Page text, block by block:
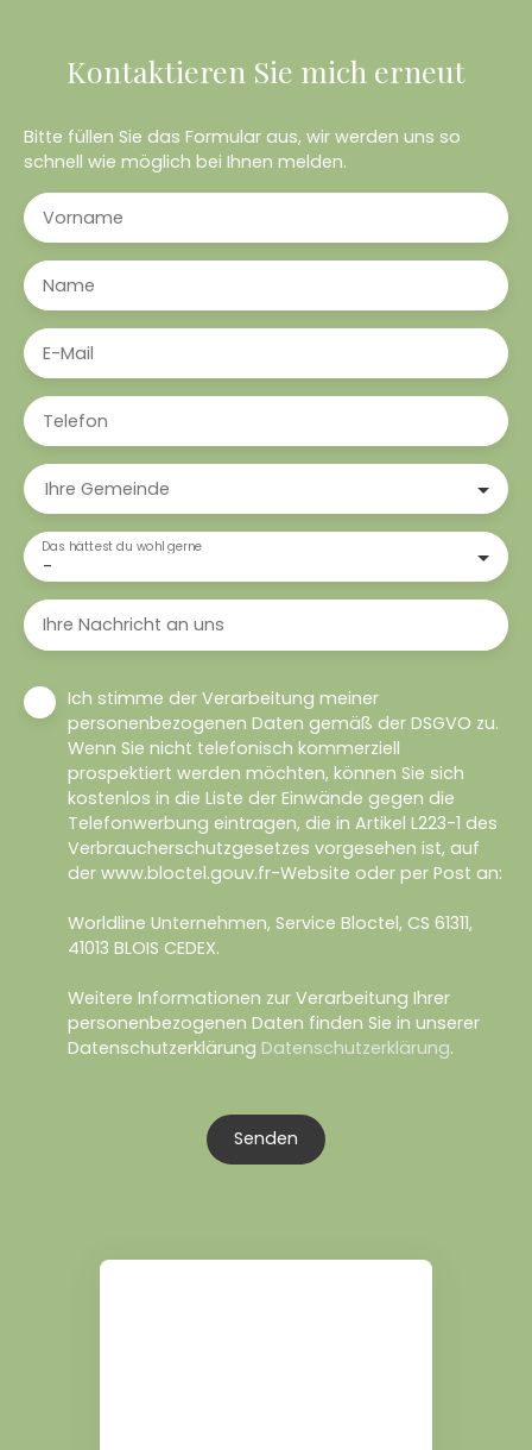
Kontaktieren Sie mich erneut
Bitte füllen Sie das Formular aus, wir werden uns so
schnell wie möglich bei Ihnen melden.
Vorname
Name
E-Mail
Telefon
Ihre Gemeinde
-
Das hättest du wohl gerne
Ihre Nachricht an uns
Ich stimme der Verarbeitung meiner
personenbezogenen Daten gemäß der DSGVO zu.
Wenn Sie nicht telefonisch kommerziell
prospektiert werden möchten, können Sie sich
kostenlos in die Liste der Einwände gegen die
Telefonwerbung eintragen, die in Artikel L223-1 des
Verbraucherschutzgesetzes vorgesehen ist, auf
der www.bloctel.gouv.fr-Website oder per Post an:
Worldline Unternehmen, Service Bloctel, CS 61311,
41013 BLOIS CEDEX.
Weitere Informationen zur Verarbeitung Ihrer
personenbezogenen Daten finden Sie in unserer
Datenschutzerklärung Datenschutzerklärung.
Senden